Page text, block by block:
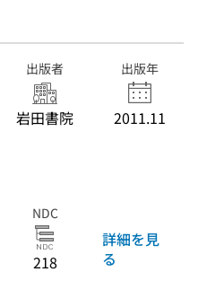
出版者
岩田書院
出版年
2011.11
NDC
218
詳細を見
る